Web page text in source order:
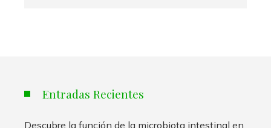
Entradas Recientes
Descubre la función de la microbiota intestinal en